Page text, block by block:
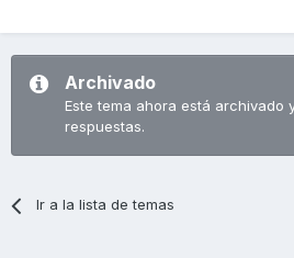
Archivado
Este tema ahora está archivado
respuestas.
Ir a la lista de temas